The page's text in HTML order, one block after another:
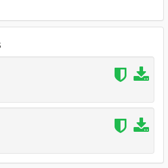
= Engine ,Brake Calipers
the rest of the Interior